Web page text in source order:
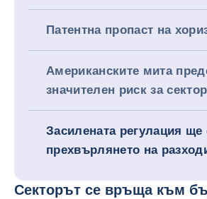
Патентна пропаст на
Американските мита
значителен риск за
Засилената регулация ще
прехвърлянето на
Секторът се връща към